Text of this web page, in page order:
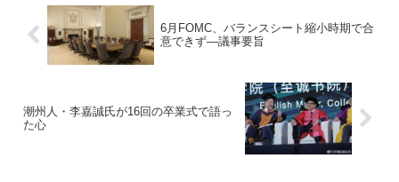
6月FOMC、バランスシート縮小時期で合
意できず―議事要旨
潮州人・李嘉誠氏が16回の卒業式で語っ
た心